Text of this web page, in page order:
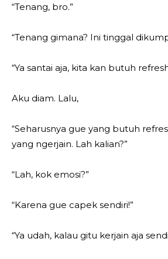
“Tenang, bro.”
“Tenang gimana? Ini tinggal
“Ya santai aja, kita kan butuh
Aku diam. Lalu,
“Seharusnya gue yang butuh
yang ngerjain. Lah kalian?”
“Lah, kok emosi?”
“Karena gue capek sendiri!”
“Ya udah, kalau gitu kerjain aja